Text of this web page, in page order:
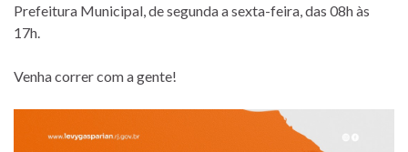
Prefeitura Municipal, de segunda a sexta-feira, das 08h às
17h.
Venha correr com a gente!